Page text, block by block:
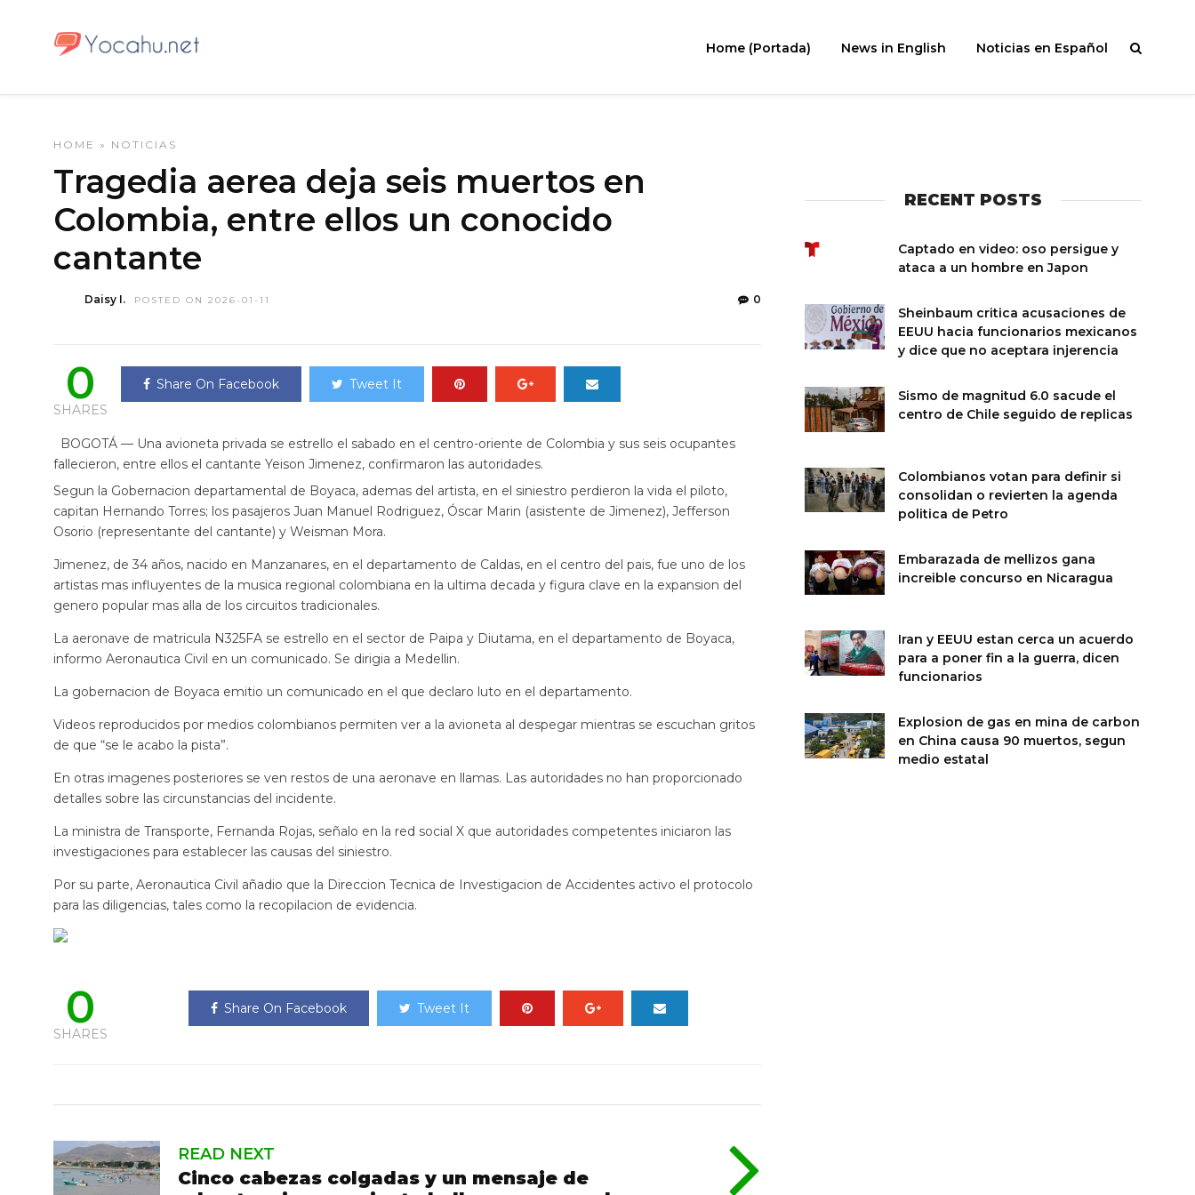
Home (Portada) News in English Noticias en Español
HOME » NOTICIAS
Tragedia aerea deja seis muertos en
Colombia, entre ellos un conocido
cantante
Daisy I. POSTED ON 2026-01-11 0
0
SHARES
Share On Facebook Tweet It
BOGOTÁ — Una avioneta privada se estrello el sabado en el centro-oriente de Colombia y sus seis ocupantes
fallecieron, entre ellos el cantante Yeison Jimenez, confirmaron las autoridades.
Segun la Gobernacion departamental de Boyaca, ademas del artista, en el siniestro perdieron la vida el piloto,
capitan Hernando Torres; los pasajeros Juan Manuel Rodriguez, Óscar Marin (asistente de Jimenez), Jefferson
Osorio (representante del cantante) y Weisman Mora.
Jimenez, de 34 años, nacido en Manzanares, en el departamento de Caldas, en el centro del pais, fue uno de los
artistas mas influyentes de la musica regional colombiana en la ultima decada y figura clave en la expansion del
genero popular mas alla de los circuitos tradicionales.
La aeronave de matricula N325FA se estrello en el sector de Paipa y Diutama, en el departamento de Boyaca,
informo Aeronautica Civil en un comunicado. Se dirigia a Medellin.
La gobernacion de Boyaca emitio un comunicado en el que declaro luto en el departamento.
Videos reproducidos por medios colombianos permiten ver a la avioneta al despegar mientras se escuchan gritos
de que “se le acabo la pista”.
En otras imagenes posteriores se ven restos de una aeronave en llamas. Las autoridades no han proporcionado
detalles sobre las circunstancias del incidente.
La ministra de Transporte, Fernanda Rojas, señalo en la red social X que autoridades competentes iniciaron las
investigaciones para establecer las causas del siniestro.
Por su parte, Aeronautica Civil añadio que la Direccion Tecnica de Investigacion de Accidentes activo el protocolo
para las diligencias, tales como la recopilacion de evidencia.
0
SHARES
Share On Facebook Tweet It
READ NEXT
Cinco cabezas colgadas y un mensaje de
RECENT POSTS
Captado en video: oso persigue y
ataca a un hombre en Japon
Sheinbaum critica acusaciones de
EEUU hacia funcionarios mexicanos
y dice que no aceptara injerencia
Sismo de magnitud 6.0 sacude el
centro de Chile seguido de replicas
Colombianos votan para definir si
consolidan o revierten la agenda
politica de Petro
Embarazada de mellizos gana
increible concurso en Nicaragua
Iran y EEUU estan cerca un acuerdo
para a poner fin a la guerra, dicen
funcionarios
Explosion de gas en mina de carbon
en China causa 90 muertos, segun
medio estatal